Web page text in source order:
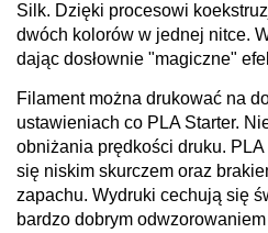
Silk. Dzięki procesowi
dwóch kolorów w jednej nitce.
dając dosłownie "magiczne"
Filament można drukować na
ustawieniach co PLA Starter.
obniżania prędkości druku.
się niskim skurczem oraz
zapachu. Wydruki cechują się
bardzo dobrym